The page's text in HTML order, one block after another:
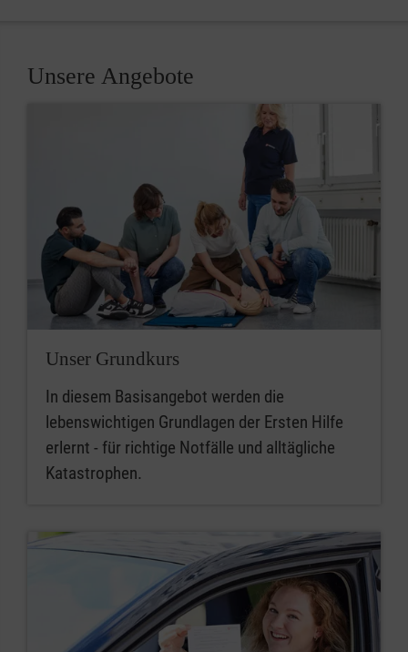
Unsere Angebote
Unser Grundkurs
In diesem Basisangebot werden die
lebenswichtigen Grundlagen der Ersten Hilfe
erlernt - für richtige Notfälle und alltägliche
Katastrophen.